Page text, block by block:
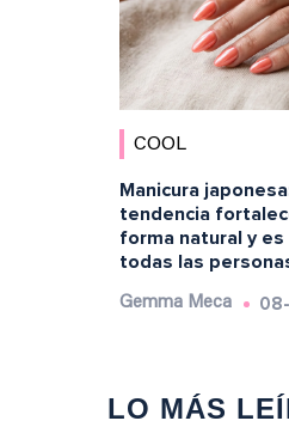
COOL
Manicura
tendencia
forma natural y
todas las
Gemma Meca
LO MÁS